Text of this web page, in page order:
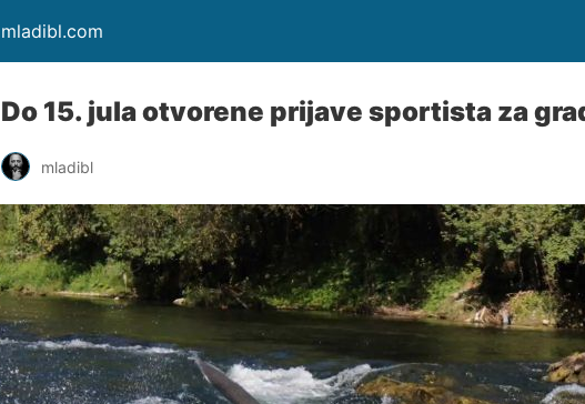
mladibl.com
Do 15. jula otvorene prijave sportista za
mladibl